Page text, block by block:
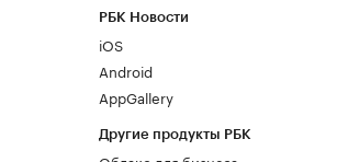
РБК Новости
iOS
Android
AppGallery
Другие продукты РБК